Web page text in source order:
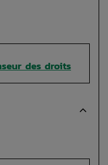
des droits